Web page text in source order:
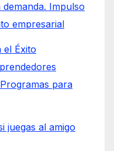
Impulso
empresarial
el Éxito
para
juegas al amigo